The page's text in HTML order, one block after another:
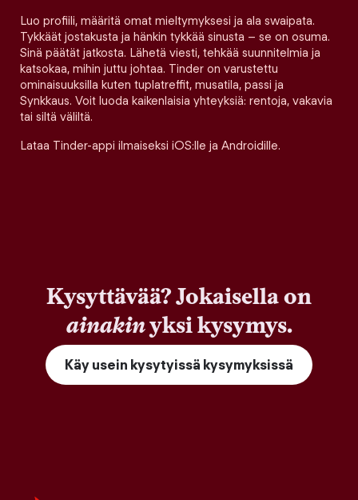
Luo profiili, määritä omat mieltymyksesi ja ala swaipata.
Tykkäät jostakusta ja hänkin tykkää sinusta – se on osuma.
Sinä päätät jatkosta. Lähetä viesti, tehkää suunnitelmia ja
katsokaa, mihin juttu johtaa. Tinder on varustettu
ominaisuuksilla kuten tuplatreffit, musatila, passi ja
Synkkaus. Voit luoda kaikenlaisia yhteyksiä: rentoja, vakavia
tai siltä väliltä.
Lataa Tinder-appi ilmaiseksi iOS:lle ja Androidille.
Kysyttävää? Jokaisella on
ainakinyksi kysymys.
Käy usein kysytyissä kysymyksissä